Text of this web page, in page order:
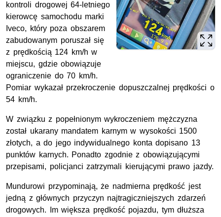
kontroli drogowej 64-letniego
kierowcę samochodu marki
Iveco, który poza obszarem
zabudowanym poruszał się
z prędkością 124 km/h w
miejscu, gdzie obowiązuje
ograniczenie do 70 km/h.
Pomiar wykazał przekroczenie dopuszczalnej prędkości o
54 km/h.
W związku z popełnionym wykroczeniem mężczyzna
został ukarany mandatem karnym w wysokości 1500
złotych, a do jego indywidualnego konta dopisano 13
punktów karnych. Ponadto zgodnie z obowiązującymi
przepisami, policjanci zatrzymali kierującymi prawo jazdy.
Mundurowi przypominają, że nadmierna prędkość jest
jedną z głównych przyczyn najtragiczniejszych zdarzeń
drogowych. Im większa prędkość pojazdu, tym dłuższa